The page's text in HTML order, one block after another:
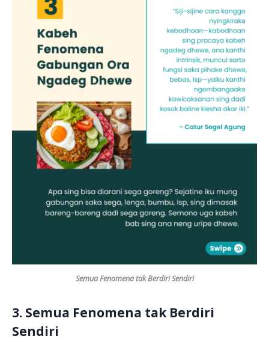
Semua Fenomena tak Berdiri Sendiri
3. Semua Fenomena tak Berdiri
Sendiri